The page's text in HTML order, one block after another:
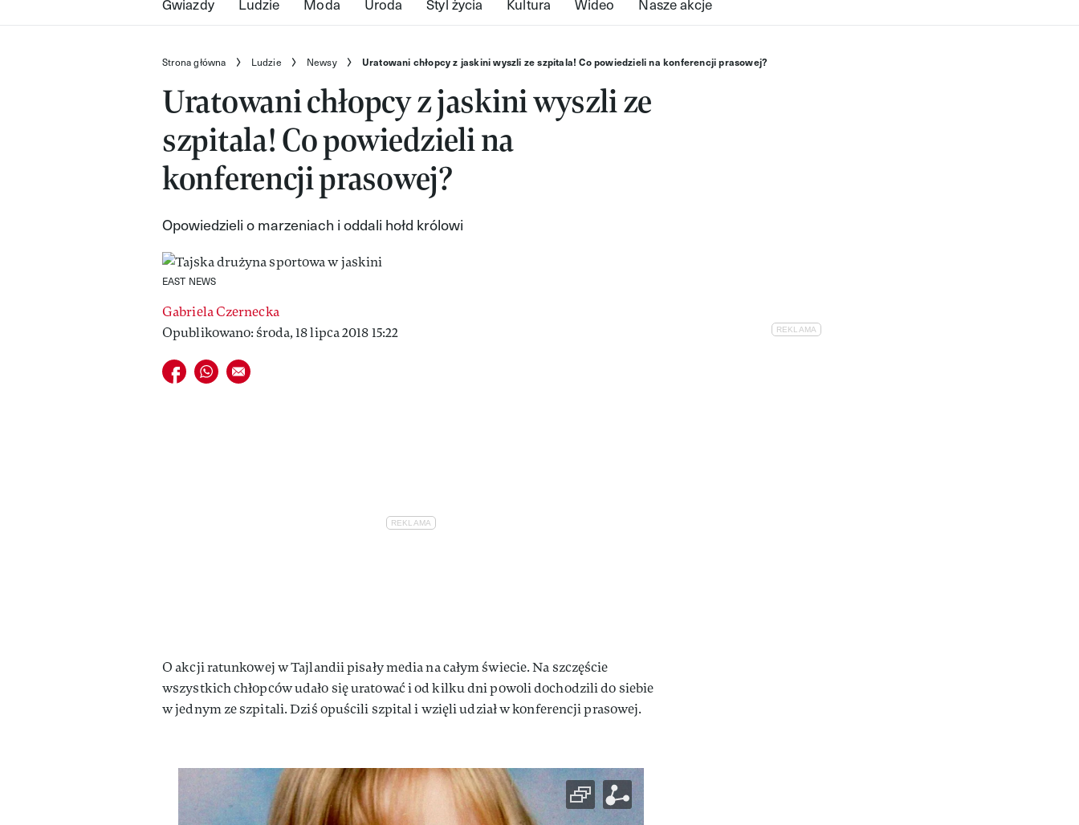
Strona główna Ludzie Newsy Uratowani chłopcy z jaskini wyszli ze szpitala! Co powiedzieli na konferencji prasowej?
Uratowani chłopcy z jaskini wyszli ze
szpitala! Co powiedzieli na
konferencji prasowej?
Opowiedzieli o marzeniach i oddali hołd królowi
EAST NEWS
Gabriela Czernecka
Opublikowano: środa, 18 lipca 2018 15:22
Udostępnij na facebook
Udostępnij na whatsapp
E-mail do przyjaciela
O akcji ratunkowej w Tajlandii pisały media na całym świecie. Na szczęście
wszystkich chłopców udało się uratować i od kilku dni powoli dochodzili do siebie
w jednym ze szpitali. Dziś opuścili szpital i wzięli udział w konferencji prasowej.